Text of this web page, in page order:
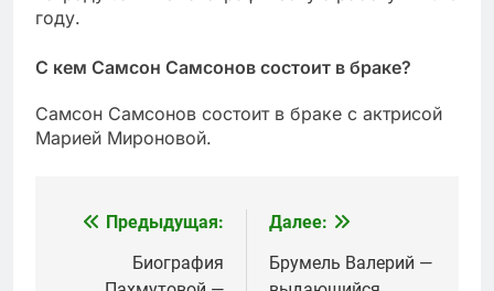
году.
С кем Самсон Самсонов состоит в браке?
Самсон Самсонов состоит в браке с актрисой
Марией Мироновой.
Навигация
Предыдущая:
Биография
Далее:
Брумель Валерий —